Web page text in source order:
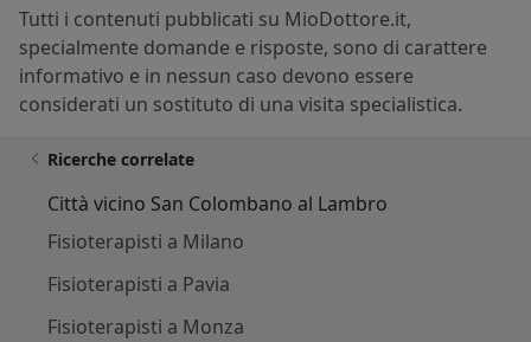
Tutti i contenuti pubblicati su MioDottore.it,
specialmente domande e risposte, sono di carattere
informativo e in nessun caso devono essere
considerati un sostituto di una visita specialistica.
Ricerche correlate
Città vicino San Colombano al Lambro
Fisioterapisti a Milano
Fisioterapisti a Pavia
Fisioterapisti a Monza